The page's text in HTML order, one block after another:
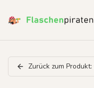
Zurück zum Produkt: